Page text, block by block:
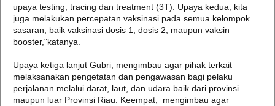
upaya testing, tracing dan treatment (3T). Upaya kedua, kita
juga melakukan percepatan vaksinasi pada semua kelompok
sasaran, baik vaksinasi dosis 1, dosis 2, maupun vaksin
booster,"katanya.
Upaya ketiga lanjut Gubri, mengimbau agar pihak terkait
melaksanakan pengetatan dan pengawasan bagi pelaku
perjalanan melalui darat, laut, dan udara baik dari provinsi
maupun luar Provinsi Riau. Keempat, mengimbau agar